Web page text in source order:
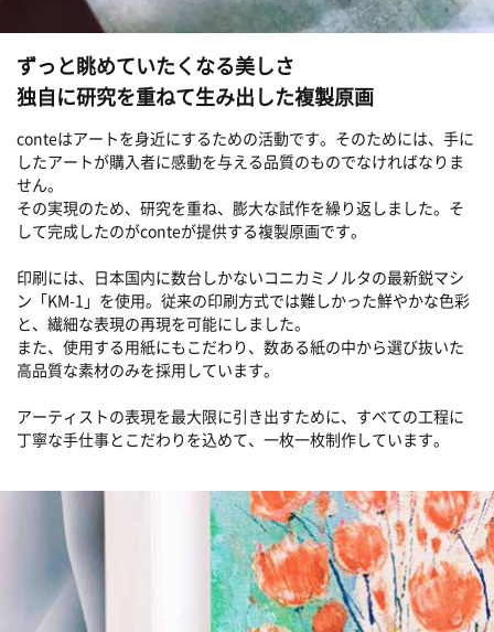
ずっと眺めていたくなる美しさ
独自に研究を重ねて生み出した複製原画
conteはアートを身近にするための活動です。そのためには、手に
したアートが購入者に感動を与える品質のものでなければなりま
せん。
その実現のため、研究を重ね、膨大な試作を繰り返しました。そ
して完成したのがconteが提供する複製原画です。
印刷には、日本国内に数台しかないコニカミノルタの最新鋭マシ
ン「KM-1」を使用。従来の印刷方式では難しかった鮮やかな色彩
と、繊細な表現の再現を可能にしました。
また、使用する用紙にもこだわり、数ある紙の中から選び抜いた
高品質な素材のみを採用しています。
アーティストの表現を最大限に引き出すために、すべての工程に
丁寧な手仕事とこだわりを込めて、一枚一枚制作しています。